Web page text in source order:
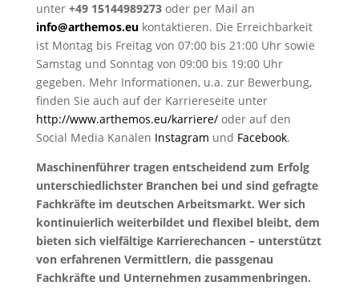
unter +49 15144989273oder per Mail an
info@arthemos.eukontaktieren. Die Erreichbarkeit
ist Montag bis Freitag von 07:00 bis 21:00 Uhr sowie
Samstag und Sonntag von 09:00 bis 19:00 Uhr
gegeben. Mehr Informationen, u.a. zur Bewerbung,
finden Sie auch auf der Karriereseite unter
http://www.arthemos.eu/karriere/oder auf den
Social Media Kanälen Instagram und Facebook.
Maschinenführer tragen entscheidend zum Erfolg
unterschiedlichster Branchen bei und sind gefragte
Fachkräfte im deutschen Arbeitsmarkt. Wer sich
kontinuierlich weiterbildet und flexibel bleibt, dem
bieten sich vielfältige Karrierechancen – unterstützt
von erfahrenen Vermittlern, die passgenau
Fachkräfte und Unternehmen zusammenbringen.